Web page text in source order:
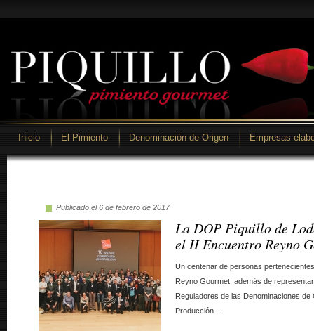
Inicio El Pimiento Denominación de Origen Empresas
Publicado el 6 de febrero de 2017
La DOP Piquillo de
el II Encuentro Reyno
Un centenar de personas
Reyno Gourmet, además de
Reguladores de las Denominaciones de
Producción...